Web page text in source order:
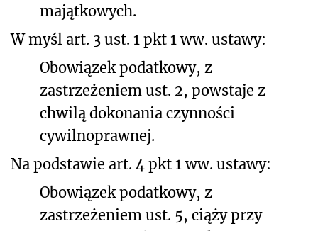
majątkowych.
W myśl art. 3 ust. 1 pkt 1 ww. ustawy:
Obowiązek podatkowy, z
zastrzeżeniem ust. 2, powstaje z
chwilą dokonania czynności
cywilnoprawnej.
Na podstawie art. 4 pkt 1 ww. ustawy:
Obowiązek podatkowy, z
zastrzeżeniem ust. 5, ciążyprzy